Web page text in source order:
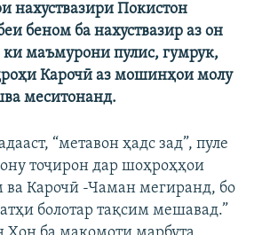
нахуствазири Покистон
беном ба нахуствазир аз он
ки маъмурони пулис, гумрук,
Карочӣ аз мошинҳои молу
меситонанд.
“метавон ҳадс зад”, пуле
тоҷирон дар шоҳроҳҳои
ва Карочӣ -Чаман мегиранд, бо
болотар тақсим мешавад.”